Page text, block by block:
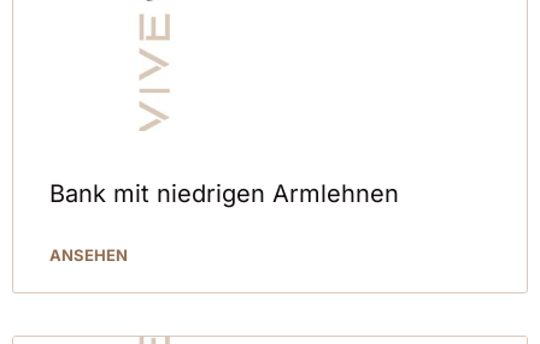
Bank mit niedrigen Armlehnen
ANSEHEN